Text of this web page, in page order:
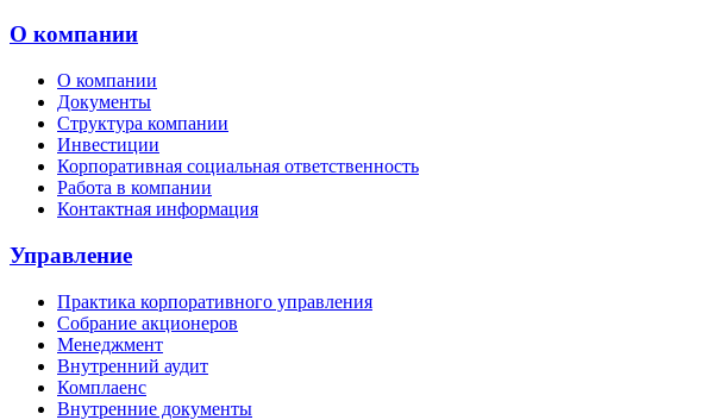
О компании
О компании
Документы
Структура компании
Инвестиции
Корпоративная социальная ответственность
Работа в компании
Контактная информация
Управление
Практика корпоративного управления
Собрание акционеров
Менеджмент
Внутренний аудит
Комплаенс
Внутренние документы